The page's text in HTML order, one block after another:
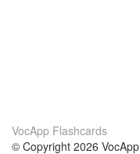
VocApp Flashcards
© Copyright 2026 VocApp